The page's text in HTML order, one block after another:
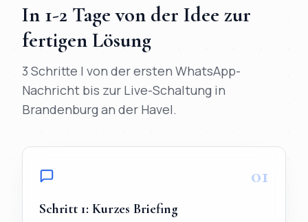
In 1-2 Tagevon der Idee zur
fertigen Lösung
3 Schritte | von der ersten WhatsApp-
Nachricht bis zur Live-Schaltung in
Brandenburg an der Havel.
01
Schritt 1: Kurzes Briefing